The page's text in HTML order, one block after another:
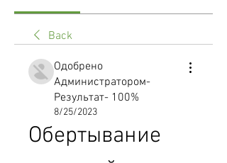
Back
Одобрено
Администратором-
Результат- 100%
8/25/2023
Обертывание